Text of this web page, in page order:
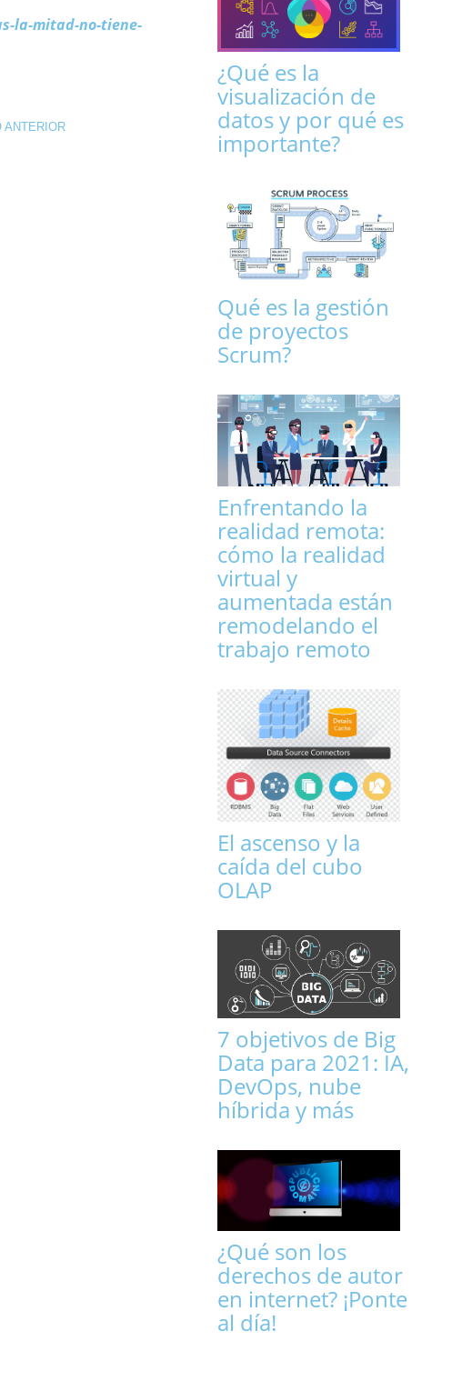
la-mitad-no-tiene-
ANTERIOR
¿Qué es la
visualización de
datos y por qué es
importante?
Qué es la gestión
de proyectos
Scrum?
Enfrentando la
realidad remota:
cómo la realidad
virtual y
aumentada están
remodelando el
trabajo remoto
El ascenso y la
caída del cubo
OLAP
7 objetivos de Big
Data para 2021: IA,
DevOps, nube
híbrida y más
¿Qué son los
derechos de autor
en internet? ¡Ponte
al día!